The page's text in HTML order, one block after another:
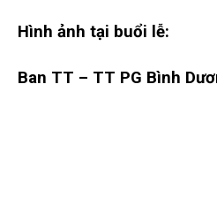
Hình ảnh tại buổi lễ:
Ban TT – TT PG Bình